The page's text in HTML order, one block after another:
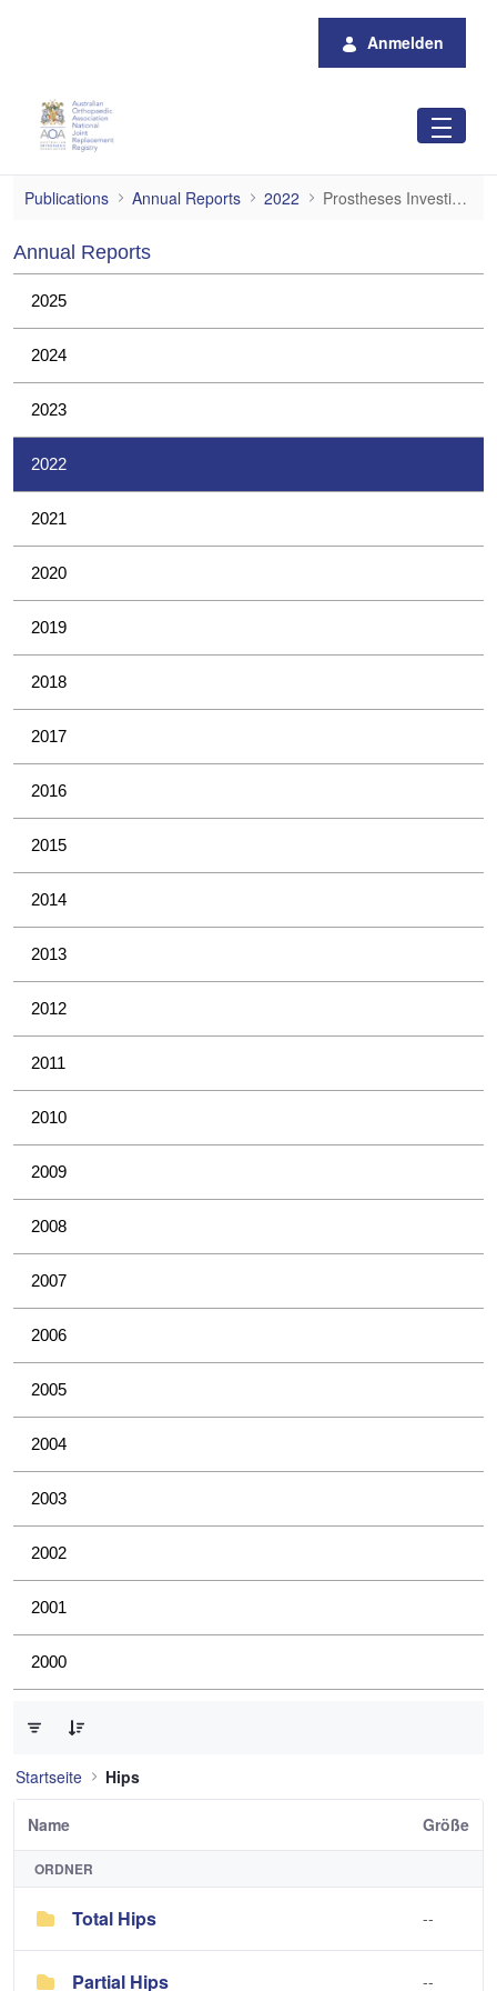
Anmelden
Prostheses Investigations
Publications Annual Reports 2022 Prostheses Investigations
Annual Reports
2025
2024
2023
2022
2021
2020
2019
2018
2017
2016
2015
2014
2013
2012
2011
2010
2009
2008
2007
2006
2005
2004
2003
2002
2001
2000
Startseite Hips
Name Größe
ORDNER
Total Hips --
Partial Hips --